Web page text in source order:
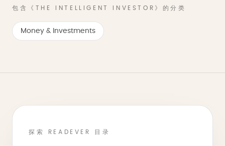
包含《THE INTELLIGENT INVESTOR》的分类
Money & Investments
探索 READEVER 目录